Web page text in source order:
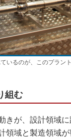
いるのが、このプラン
組む
が、設計領域
領域と製造領域